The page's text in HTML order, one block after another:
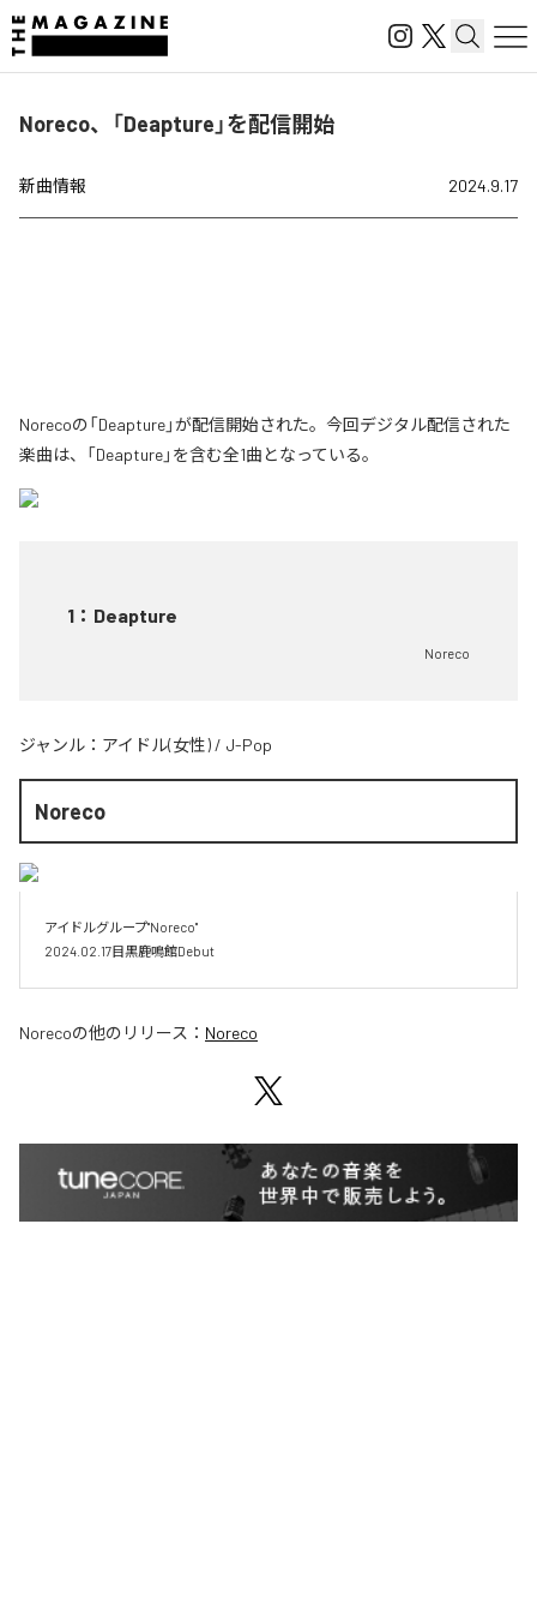
Noreco、「Deapture」を配信開始
新曲情報 2024.9.17
Norecoの「Deapture」が配信開始された。今回デジタル配信された
楽曲は、「Deapture」を含む全1曲となっている。
1 ： Deapture
Noreco
ジャンル： アイドル(女性) / J-Pop
Noreco
アイドルグループ"Noreco"
2024.02.17目黒鹿鳴館Debut
Norecoの他のリリース： Noreco